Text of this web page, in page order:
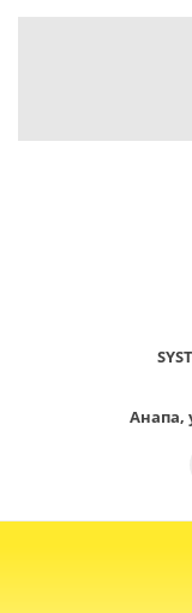
Анапа,